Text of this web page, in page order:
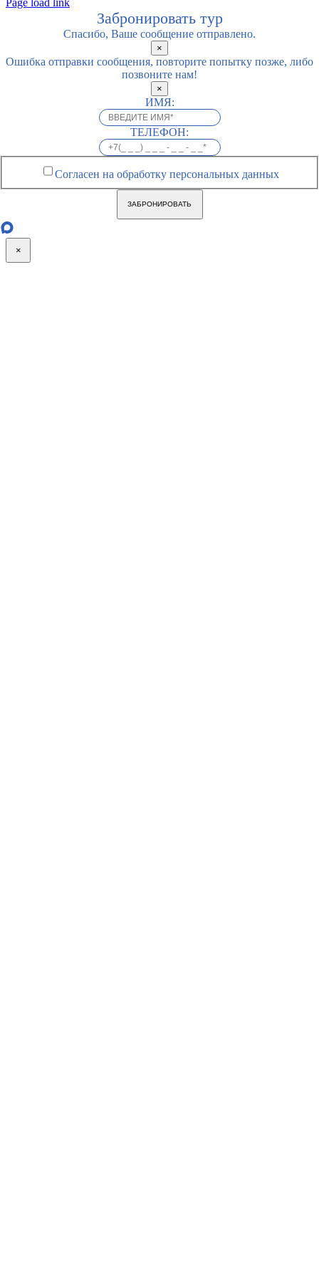
Page load link
Забронировать тур
Спасибо, Ваше сообщение отправлено.
×
Ошибка отправки сообщения, повторите попытку позже, либо
позвоните нам!
×
ИМЯ:
ТЕЛЕФОН:
Согласен на обработку персональных данных
ЗАБРОНИРОВАТЬ
×